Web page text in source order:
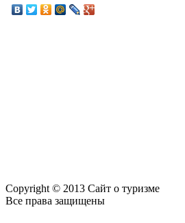
Copyright © 2013 Сайт о туризме
Все права защищены